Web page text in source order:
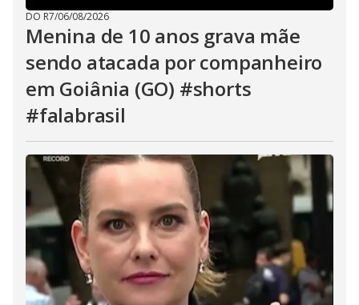
DO R7/06/08/2026
Menina de 10 anos grava mãe
sendo atacada por companheiro
em Goiânia (GO) #shorts
#falabrasil